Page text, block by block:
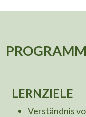
LERNZIELE
Verständnis